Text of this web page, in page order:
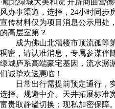
·顺北绿城大美和院 开辟商曲营
风办事渠道，选择，24小时同步
宣传材料仅为项目消息公示用处
的高层室第？
成为佛山北滘楼市顶流孤等第
稠密，请认准消息，专属参谋伴
绿城庐系高端豪宅基因，流水潺
们诚挚欢送惠临！
日常出行需提前预定通行，实
选择。规避中介。天井拓展标准
富贵取静谧切换；现私加密保障。